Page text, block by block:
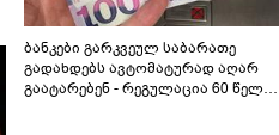
ბანკები გარკვეულ საბარათე
გადახდებს ავტომატურად აღარ
გაატარებენ - რეგულაცია 60 წელს